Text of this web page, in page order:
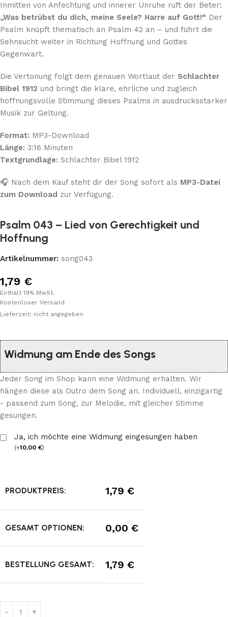
Inmitten von Anfechtung und innerer Unruhe ruft der Beter:
„Was betrübst du dich, meine Seele? Harre auf Gott!“ Der
Psalm knüpft thematisch an Psalm 42 an – und führt die
Sehnsucht weiter in Richtung Hoffnung und Gottes
Gegenwart.
Die Vertonung folgt dem genauen Wortlaut der Schlachter
Bibel 1912 und bringt die klare, ehrliche und zugleich
hoffnungsvolle Stimmung dieses Psalms in ausdrucksstarker
Musik zur Geltung.
Format: MP3-Download
Länge: 3:16 Minuten
Textgrundlage: Schlachter Bibel 1912
🎧 Nach dem Kauf steht dir der Song sofort als MP3-Datei
zum Download zur Verfügung.
Psalm 043 – Lied von Gerechtigkeit und
Hoffnung
Artikelnummer: song043
1,79 €
Enthält 19% MwSt.
Kostenloser Versand
Lieferzeit: nicht angegeben
Widmung am Ende des Songs
Jeder Song im Shop kann eine Widmung erhalten. Wir
hängen diese als Outro dem Song an. Individuell, einzigartig
- passend zum Song, zur Melodie, mit gleicher Stimme
gesungen.
Ja, ich möchte eine Widmung eingesungen haben
(+10,00 €)
PRODUKTPREIS: 1,79 €
GESAMT OPTIONEN: 0,00 €
BESTELLUNG GESAMT: 1,79 €